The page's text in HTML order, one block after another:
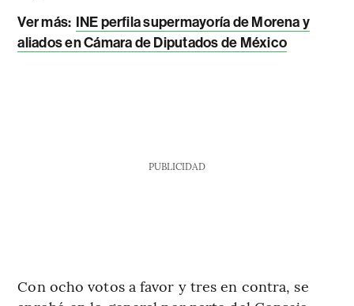
Ver más: INE perfila supermayoría de Morena y
aliados en Cámara de Diputados de México
PUBLICIDAD
Con ocho votos a favor y tres en contra, se